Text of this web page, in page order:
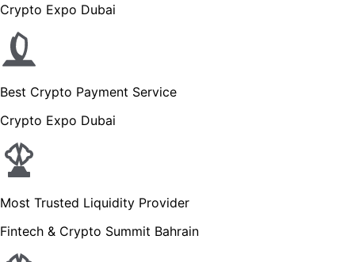
Crypto Expo Dubai
Best Crypto Payment Service
Crypto Expo Dubai
Most Trusted Liquidity Provider
Fintech & Crypto Summit Bahrain